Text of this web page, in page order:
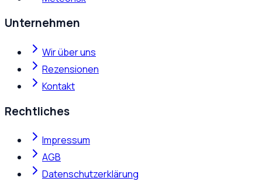
Unternehmen
Wir über uns
Rezensionen
Kontakt
Rechtliches
Impressum
AGB
Datenschutzerklärung